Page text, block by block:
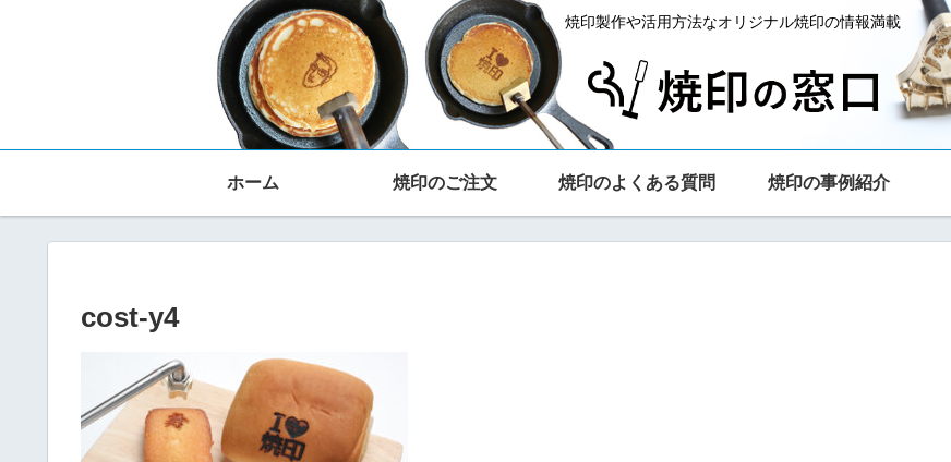
焼印製作や活用方法なオリジナル焼印の情報満載
ホーム 焼印のご注文 焼印のよくある質問 焼印の事例紹介
cost-y4